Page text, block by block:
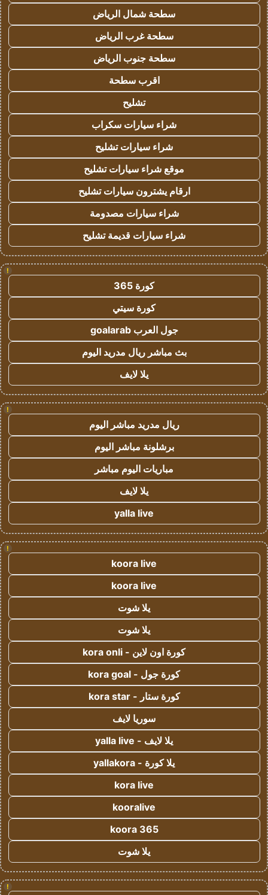
سطحة شمال الرياض
سطحة غرب الرياض
سطحة جنوب الرياض
اقرب سطحة
تشليح
شراء سيارات سكراب
شراء سيارات تشليح
موقع شراء سيارات تشليح
ارقام يشترون سيارات تشليح
شراء سيارات مصدومة
شراء سيارات قديمة تشليح
!
كورة 365
كورة سيتي
جول العرب goalarab
بث مباشر ريال مدريد اليوم
يلا لايف
!
ريال مدريد مباشر اليوم
برشلونة مباشر اليوم
مباريات اليوم مباشر
يلا لايف
yalla live
!
koora live
koora live
يلا شوت
يلا شوت
كورة اون لاين - kora onli
كورة جول - kora goal
كورة ستار - kora star
سوريا لايف
يلا لايف - yalla live
يلا كورة - yallakora
kora live
kooralive
koora 365
يلا شوت
!